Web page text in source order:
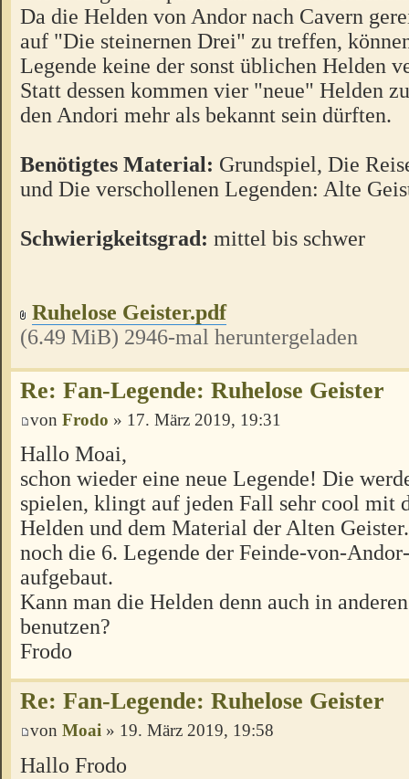
Da die Helden von Andor nach Cavern
auf "Die steinernen Drei" zu treffen,
Legende keine der sonst üblichen Helden
Statt dessen kommen vier "neue" Helden
den Andori mehr als bekannt sein dürften.
Benötigtes Material: Grundspiel, Die
und Die verschollenen Legenden: Alte
Schwierigkeitsgrad: mittel bis schwer
Ruhelose Geister.pdf
(6.49 MiB) 2946-mal heruntergeladen
Re: Fan-Legende: Ruhelose Geister
von Frodo » 17. März 2019, 19:31
Hallo Moai,
schon wieder eine neue Legende! Die
spielen, klingt auf jeden Fall sehr cool mit
Helden und dem Material der Alten
noch die 6. Legende der Feinde-von-
aufgebaut.
Kann man die Helden denn auch in
benutzen?
Frodo
Re: Fan-Legende: Ruhelose Geister
von Moai » 19. März 2019, 19:58
Hallo Frodo